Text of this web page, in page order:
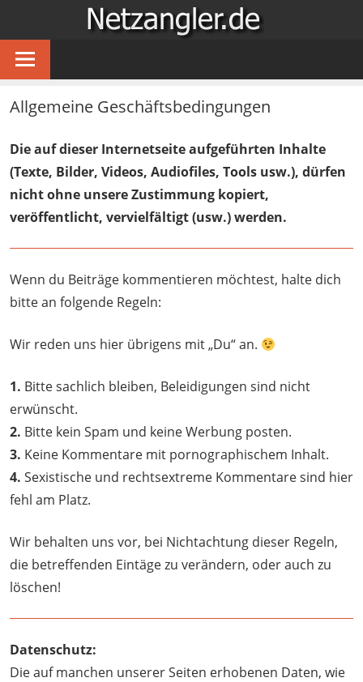
springen
für
imAllgemeine Geschäftsbedingungen
Die auf dieser Internetseite aufgeführten Inhalte
(Texte, Bilder, Videos, Audiofiles, Tools usw.), dürfen
nicht ohne unsere Zustimmung kopiert,
veröffentlicht, vervielfältigt (usw.) werden.
Wenn du Beiträge kommentieren möchtest, halte dich
bitte an folgende Regeln:
Wir reden uns hier übrigens mit „Du“ an.
1. Bitte sachlich bleiben, Beleidigungen sind nicht
erwünscht.
2. Bitte kein Spam und keine Werbung posten.
3. Keine Kommentare mit pornographischem Inhalt.
4. Sexistische und rechtsextreme Kommentare sind hier
fehl am Platz.
Wir behalten uns vor, bei Nichtachtung dieser Regeln,
die betreffenden Eintäge zu verändern, oder auch zu
löschen!
Datenschutz:
Die auf manchen unserer Seiten erhobenen Daten, wie